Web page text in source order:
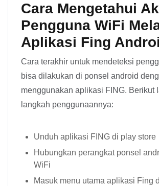
Cara Mengetahui
Pengguna WiFi
Aplikasi Fing
Cara terakhir untuk mendeteksi
bisa dilakukan di ponsel android
menggunakan aplikasi FING. Berikut
langkah penggunaannya:
Unduh aplikasi FING di play store
Hubungkan perangkat ponsel
WiFi
Masuk menu utama aplikasi Fing